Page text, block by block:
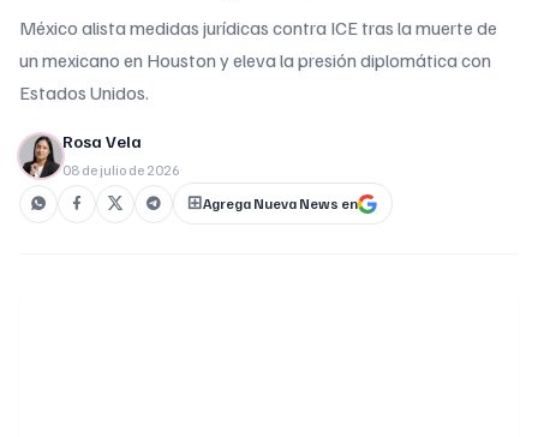
México alista medidas jurídicas contra ICE tras la muerte de
un mexicano en Houston y eleva la presión diplomática con
Estados Unidos.
Rosa Vela
08 de julio de 2026
Agrega Nueva News en